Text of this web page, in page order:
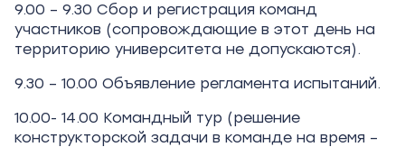
9.00 – 9.30 Сбор и регистрация команд
участников (сопровождающие в этот день на
территорию университета не допускаются).
9.30 – 10.00 Объявление регламента испытаний.
10.00- 14.00 Командный тур (решение
конструкторской задачи в команде на время –